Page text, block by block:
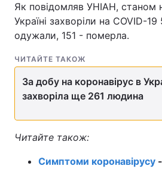
Як повідомляв УНІАН, станом
Україні захворіли на COVID-
одужали, 151 - померла.
ЧИТАЙТЕ ТАКОЖ
За добу на коронавірус в
захворіла ще 261 людина
Читайте також:
Симптоми коронавірусу